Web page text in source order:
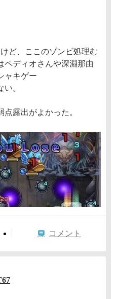
ど、ここのゾンビ処理む
ペディオさんや深淵那由
ャキゲー
。
露出がよかった。
コメント